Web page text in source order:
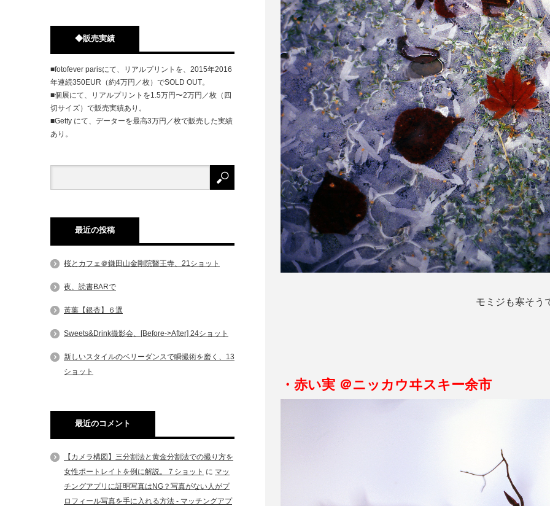
モミジも寒そう
・赤い実 ＠ニッカウヰスキー余市
◆販売実績
■fotofever parisにて、リアルプリントを、2015年2016
年連続350EUR（約4万円／枚）でSOLD OUT。
■個展にて、リアルプリントを1.5万円〜2万円／枚（四
切サイズ）で販売実績あり。
■Getty にて、データーを最高3万円／枚で販売した実績
あり。
最近の投稿
桜とカフェ＠鎌田山金剛院醫王寺、21ショット
夜、読書BARで
黃葉【銀杏】６選
Sweets&Drink撮影会、[Before->After] 24ショット
新しいスタイルのベリーダンスで瞬撮術を磨く、13
ショット
最近のコメント
【カメラ構図】三分割法と黄金分割法での撮り方を
女性ポートレイトを例に解説。７ショット に マッ
チングアプリに証明写真はNG？写真がない人がプ
ロフィール写真を手に入れる方法 - マッチングアプ